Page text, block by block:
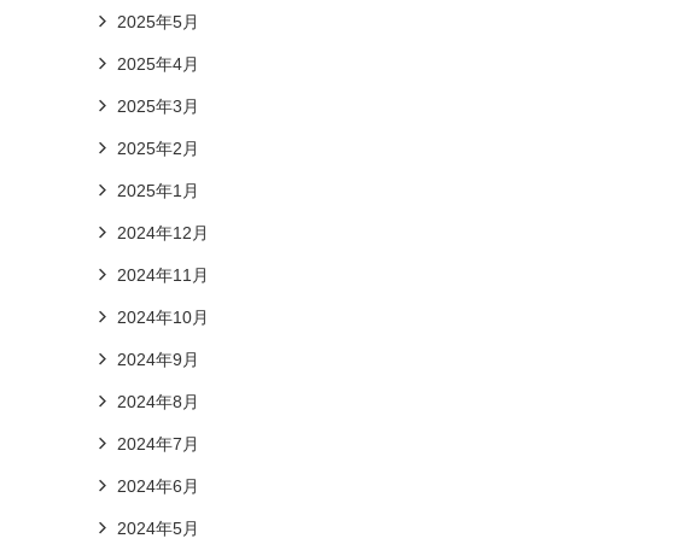
2025年5月
2025年4月
2025年3月
2025年2月
2025年1月
2024年12月
2024年11月
2024年10月
2024年9月
2024年8月
2024年7月
2024年6月
2024年5月